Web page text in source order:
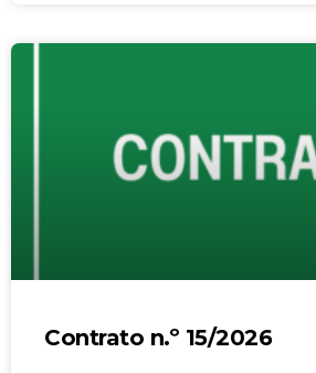
Contrato n.º 15/2026